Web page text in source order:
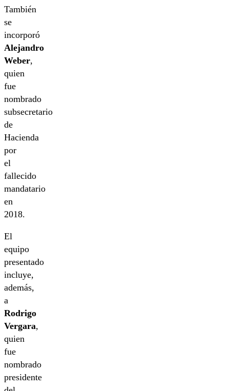
También
se
incorporó
Alejandro
Weber,
quien
fue
nombrado
subsecretario
de
Hacienda
por
el
fallecido
mandatario
en
2018.
El
equipo
presentado
incluye,
además,
a
Rodrigo
Vergara,
quien
fue
nombrado
presidente